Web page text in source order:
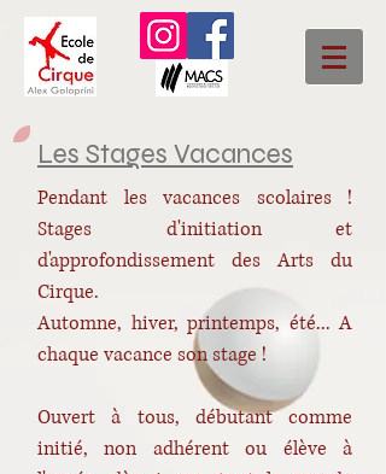
Les Stages Vacances
Pendant les vacances scolaires !
Stages d'initiation et
d'approfondissement des Arts du
Cirque.
Automne, hiver, printemps, été... A
chaque vacance son stage !
Ouvert à tous, débutant comme
initié, non adhérent ou élève à